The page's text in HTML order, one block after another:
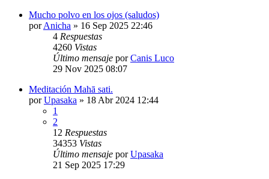
Mucho polvo en los ojos (saludos)
porAnicha » 16 Sep 2025 22:46
4 Respuestas
4260 Vistas
Último mensaje porCanis Luco
29 Nov 2025 08:07
Meditación Mahā sati.
porUpasaka » 18 Abr 2024 12:44
1
2
12 Respuestas
34353 Vistas
Último mensaje porUpasaka
21 Sep 2025 17:29